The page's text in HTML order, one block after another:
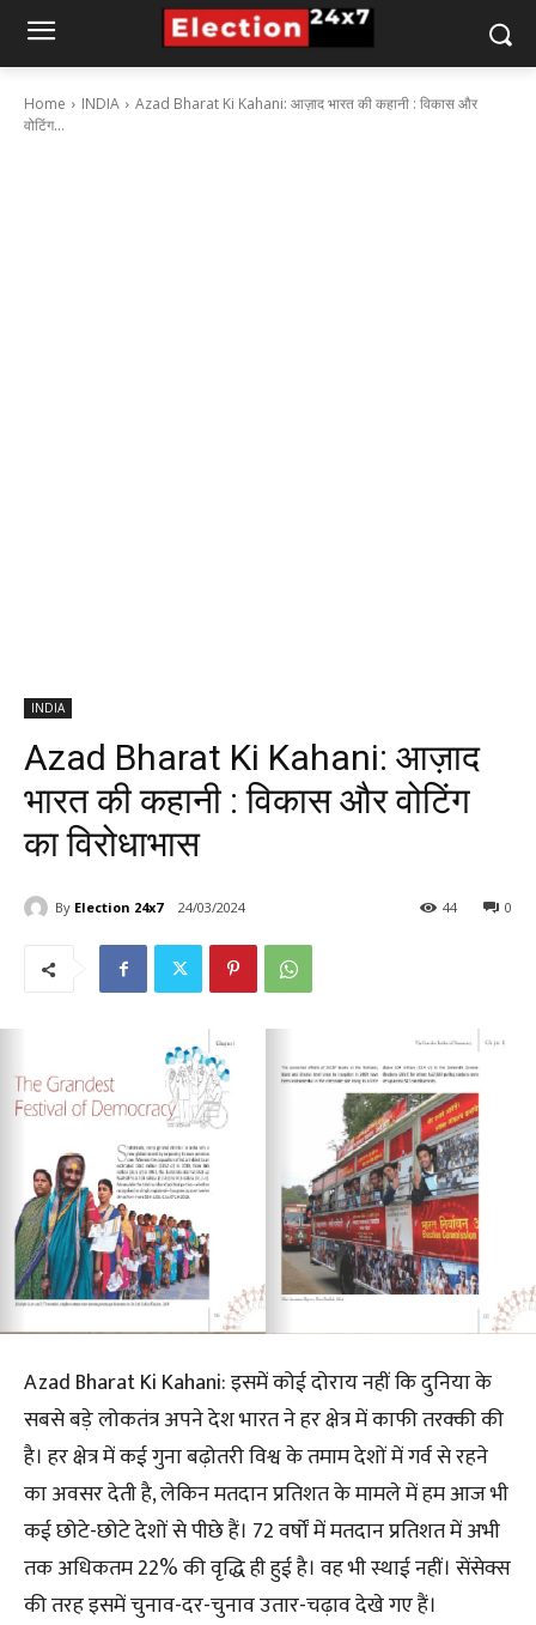
Home INDIA
Azad Bharat Ki Kahani: आज़ाद भारत की कहानी : विकास और
वोटिंग...
INDIA
Azad Bharat Ki Kahani: आज़ाद
भारत की कहानी : विकास और वोटिंग
का विरोधाभास
By Election 24x7 24/03/2024 0
44
Azad Bharat Ki Kahani: इसमें कोई दोराय नहीं कि दुनिया के
सबसे बड़े लोकतंत्र अपने देश भारत ने हर क्षेत्र में काफी तरक्की की
है। हर क्षेत्र में कई गुना बढ़ोतरी विश्व के तमाम देशों में गर्व से रहने
का अवसर देती है, लेकिन मतदान प्रतिशत के मामले में हम आज भी
कई छोटे-छोटे देशों से पीछे हैं। 72 वर्षों में मतदान प्रतिशत में अभी
तक अधिकतम 22% की वृद्धि ही हुई है। वह भी स्थाई नहीं। सेंसेक्स
की तरह इसमें चुनाव-दर-चुनाव उतार-चढ़ाव देखे गए हैं।